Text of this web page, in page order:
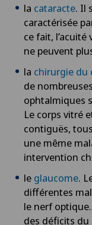
la cataracte. Il
caractérisée
ce fait,
ne peuvent
la chirurgie du
de
ophtalmiques
Le corps vitré
contiguës,
une même
intervention
le glaucome.
différentes
le nerf
des déficits du